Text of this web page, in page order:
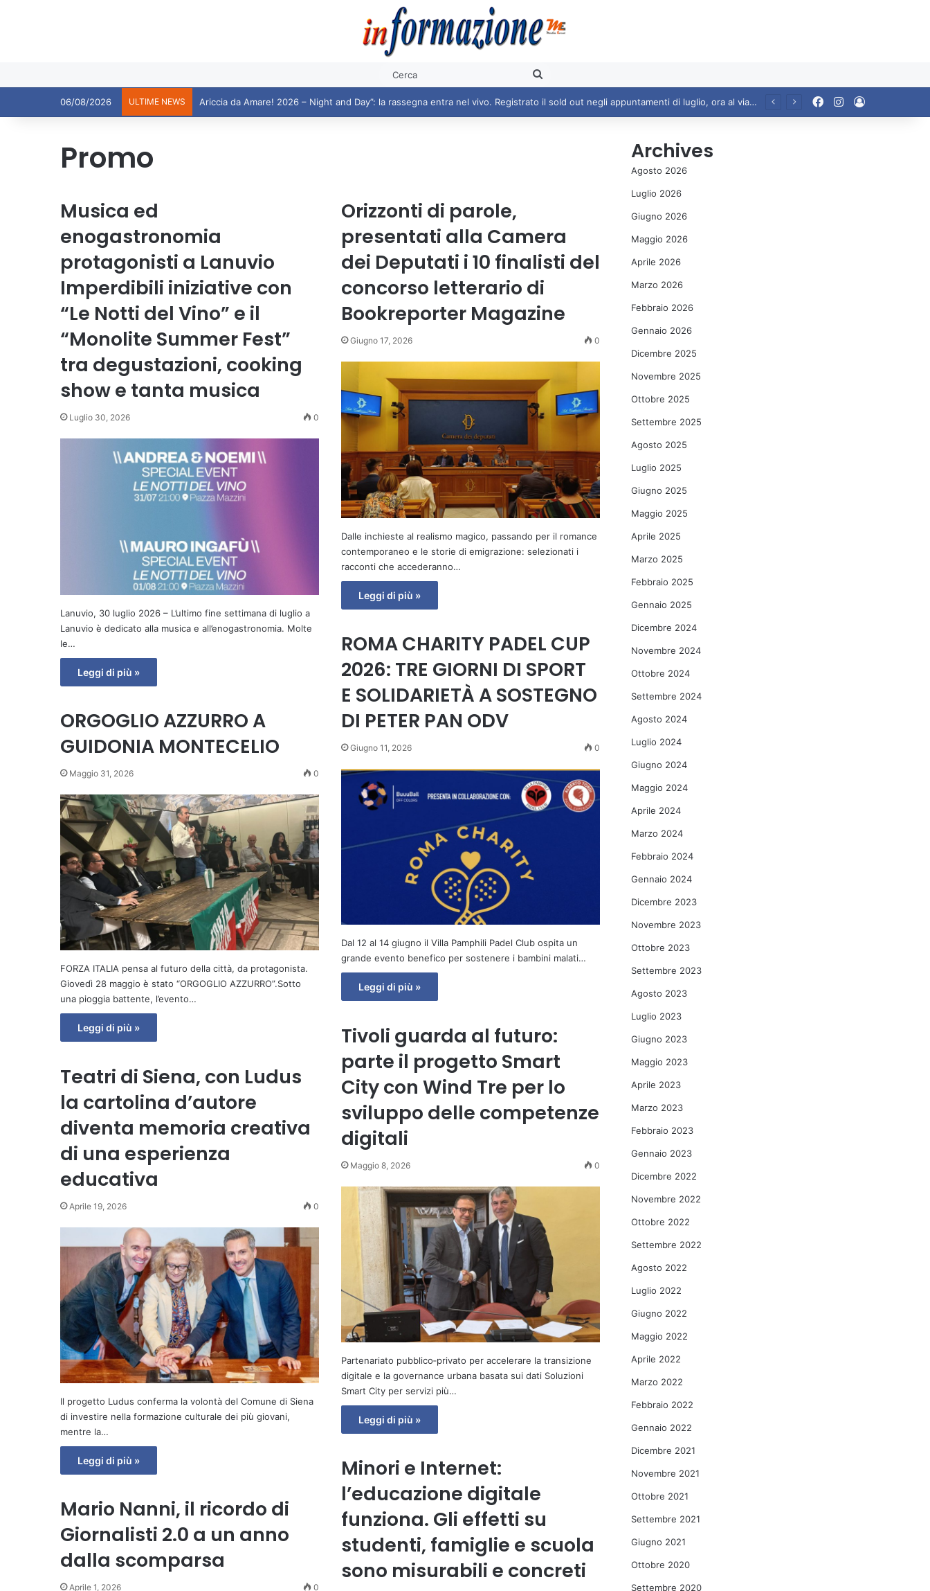
06/08/2026 ULTIME NEWS Ariccia da Amare! 2026 – Night and Day”: la rassegna entra nel vivo. Registrato il sold out negli appuntamenti di luglio, ora al via la programmazione fino a novembre FacebookInstagram
Promo
Musica ed
enogastronomia
protagonisti a Lanuvio
Imperdibili iniziative con
“Le Notti del Vino” e il
“Monolite Summer Fest”
tra degustazioni, cooking
show e tanta musica
Luglio 30, 2026 0
Lanuvio, 30 luglio 2026 – L’ultimo fine settimana di luglio a
Lanuvio è dedicato alla musica e all’enogastronomia. Molte
le…
Leggi di più »
Orizzonti di parole,
presentati alla Camera
dei Deputati i 10 finalisti del
concorso letterario di
Bookreporter Magazine
Giugno 17, 2026 0
Dalle inchieste al realismo magico, passando per il romance
contemporaneo e le storie di emigrazione: selezionati i
racconti che accederanno…
Leggi di più »
ROMA CHARITY PADEL CUP
2026: TRE GIORNI DI SPORT
E SOLIDARIETÀ A SOSTEGNO
DI PETER PAN ODV
Giugno 11, 2026 0
Dal 12 al 14 giugno il Villa Pamphili Padel Club ospita un
grande evento benefico per sostenere i bambini malati…
Leggi di più »
ORGOGLIO AZZURRO A
GUIDONIA MONTECELIO
Maggio 31, 2026 0
FORZA ITALIA pensa al futuro della città, da protagonista.
Giovedì 28 maggio è stato “ORGOGLIO AZZURRO”.Sotto
una pioggia battente, l’evento…
Leggi di più »
Tivoli guarda al futuro:
parte il progetto Smart
City con Wind Tre per lo
sviluppo delle competenze
digitali
Maggio 8, 2026 0
Partenariato pubblico‑privato per accelerare la transizione
digitale e la governance urbana basata sui dati Soluzioni
Smart City per servizi più…
Leggi di più »
Teatri di Siena, con Ludus
la cartolina d’autore
diventa memoria creativa
di una esperienza
educativa
Aprile 19, 2026 0
Il progetto Ludus conferma la volontà del Comune di Siena
di investire nella formazione culturale dei più giovani,
mentre la…
Leggi di più »
Minori e Internet:
l’educazione digitale
funziona. Gli effetti su
studenti, famiglie e scuola
sono misurabili e concreti
Mario Nanni, il ricordo di
Giornalisti 2.0 a un anno
dalla scomparsa
Aprile 1, 2026 0
Archives
Agosto 2026
Luglio 2026
Giugno 2026
Maggio 2026
Aprile 2026
Marzo 2026
Febbraio 2026
Gennaio 2026
Dicembre 2025
Novembre 2025
Ottobre 2025
Settembre 2025
Agosto 2025
Luglio 2025
Giugno 2025
Maggio 2025
Aprile 2025
Marzo 2025
Febbraio 2025
Gennaio 2025
Dicembre 2024
Novembre 2024
Ottobre 2024
Settembre 2024
Agosto 2024
Luglio 2024
Giugno 2024
Maggio 2024
Aprile 2024
Marzo 2024
Febbraio 2024
Gennaio 2024
Dicembre 2023
Novembre 2023
Ottobre 2023
Settembre 2023
Agosto 2023
Luglio 2023
Giugno 2023
Maggio 2023
Aprile 2023
Marzo 2023
Febbraio 2023
Gennaio 2023
Dicembre 2022
Novembre 2022
Ottobre 2022
Settembre 2022
Agosto 2022
Luglio 2022
Giugno 2022
Maggio 2022
Aprile 2022
Marzo 2022
Febbraio 2022
Gennaio 2022
Dicembre 2021
Novembre 2021
Ottobre 2021
Settembre 2021
Giugno 2021
Ottobre 2020
Settembre 2020